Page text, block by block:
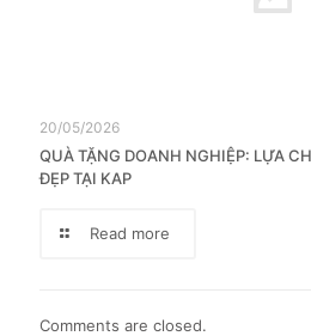
20/05/2026
QUÀ TẶNG DOANH NGHIỆP: LỰA
ĐẸP TẠI KAP
Read more
Comments are closed.